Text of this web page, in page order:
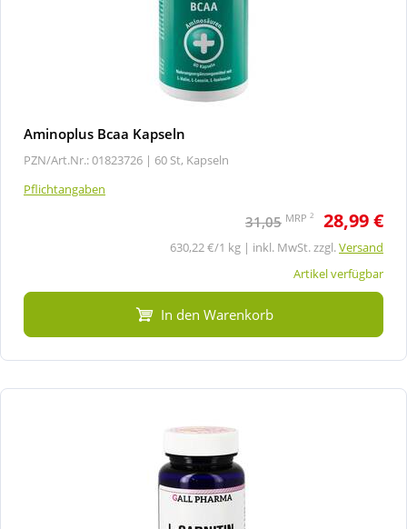
Aminoplus Bcaa Kapseln
PZN/Art.Nr.: 01823726 | 60 St, Kapseln
Pflichtangaben
31,05 MRP 2 28,99 €
630,22 €/1 kg | inkl. MwSt. zzgl.Versand
Artikel verfügbar
In den Warenkorb